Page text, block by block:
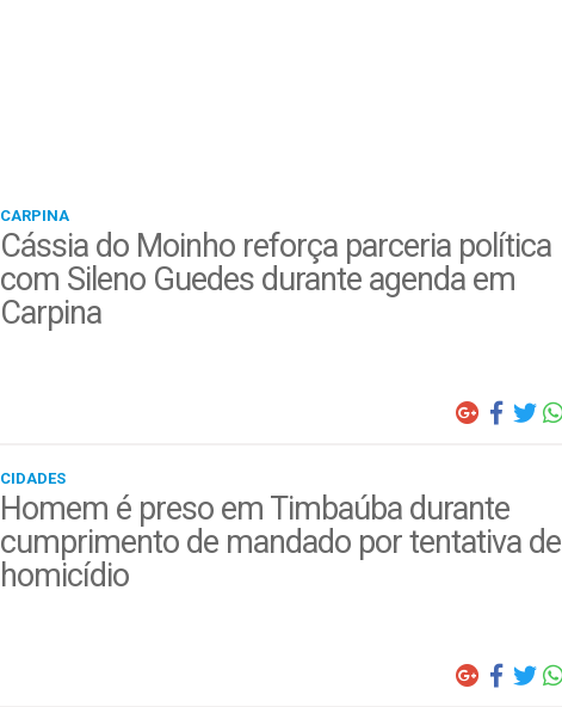
CARPINA
Cássia do Moinho reforça parceria política
com Sileno Guedes durante agenda em
Carpina
CIDADES
Homem é preso em Timbaúba durante
cumprimento de mandado por tentativa de
homicídio